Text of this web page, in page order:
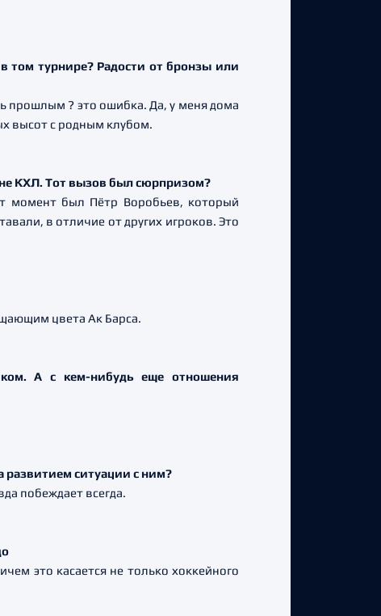
том турнире? Радости от бронзы или
прошлым ? это ошибка. Да, у меня дома
высот с родным клубом.
КХЛ. Тот вызов был сюрпризом?
момент был Пётр Воробьев, который
в отличие от других игроков. Это
цвета Ак Барса.
А с кем-нибудь еще отношения
развитием ситуации с ним?
побеждает всегда.
это касается не только хоккейного